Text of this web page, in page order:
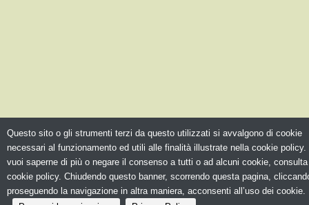
Questo sito o gli strumenti terzi da questo utilizzati si avvalgono di cookie
necessari al funzionamento ed utili alle finalità illustrate nella cookie policy.
vuoi saperne di più o negare il consenso a tutti o ad alcuni cookie,
cookie policy. Chiudendo questo banner, scorrendo questa pagina,
proseguendo la navigazione in altra maniera, acconsenti all’uso dei cookie.